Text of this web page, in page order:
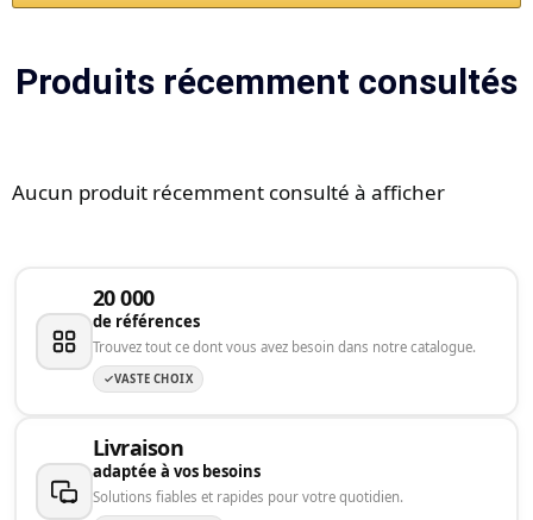
Produits récemment consultés
Aucun produit récemment consulté à afficher
20 000
de références
Trouvez tout ce dont vous avez besoin dans notre catalogue.
VASTE CHOIX
Livraison
adaptée à vos besoins
Solutions fiables et rapides pour votre quotidien.